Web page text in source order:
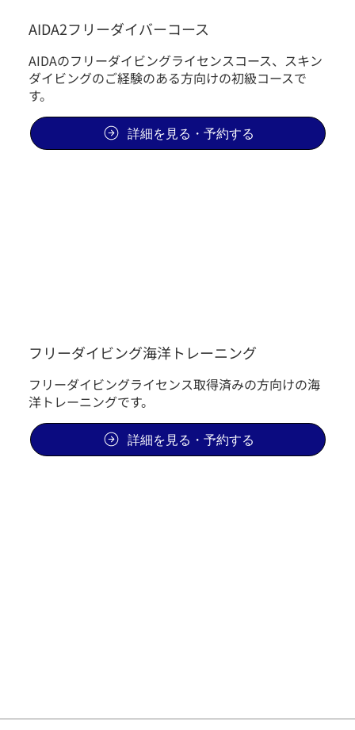
AIDA2フリーダイバーコース
AIDAのフリーダイビングライセンスコース、スキン
ダイビングのご経験のある方向けの初級コースで
す。
詳細を見る・予約する
フリーダイビング海洋トレーニング
フリーダイビングライセンス取得済みの方向けの海
洋トレーニングです。
詳細を見る・予約する